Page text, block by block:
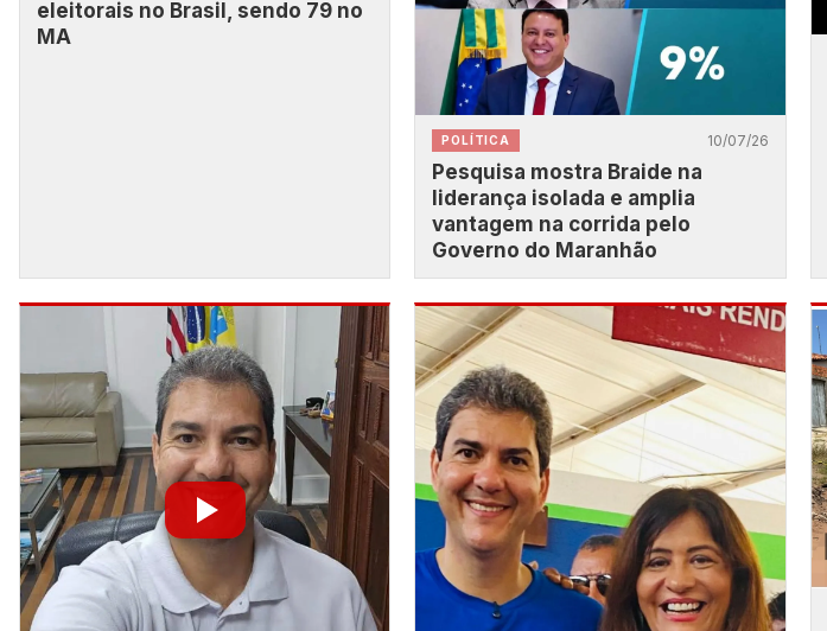
eleitorais no Brasil, sendo 79 no
MA
POLÍTICA 10/07/26
Pesquisa mostra Braide na
liderança isolada e amplia
vantagem na corrida pelo
Governo do Maranhão